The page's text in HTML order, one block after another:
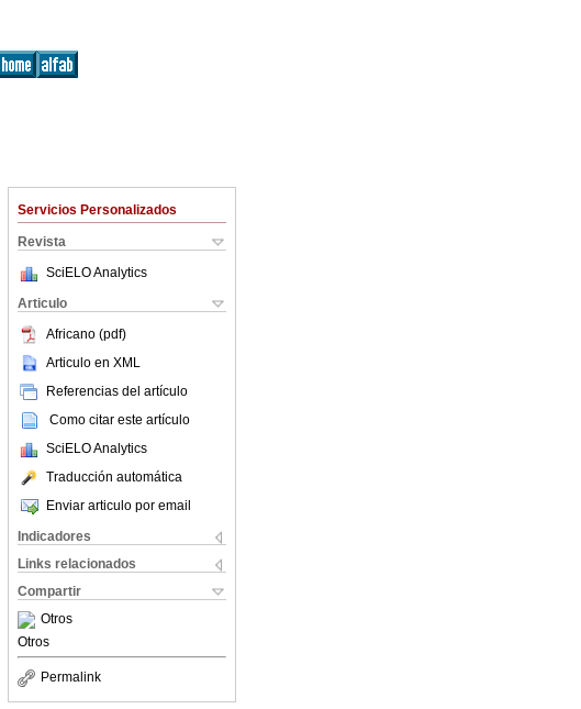
Servicios Personalizados
Revista
SciELO Analytics
Articulo
Africano (pdf)
Articulo en XML
Referencias del artículo
Como citar este artículo
SciELO Analytics
Traducción automática
Enviar articulo por email
Indicadores
Links relacionados
Compartir
Otros
Otros
Permalink